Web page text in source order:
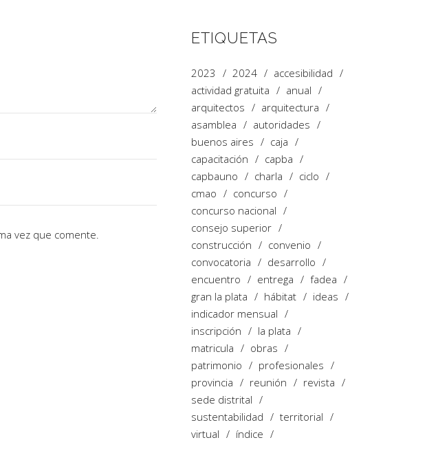
vez que comente.
ETIQUETAS
2023 2024
accesibilidad
actividad gratuita
anual
arquitectos
arquitectura
asamblea
autoridades
buenos aires
caja
capacitación
capba
capbauno
charla
ciclo
cmao
concurso
concurso nacional
consejo superior
construcción
convenio
convocatoria
desarrollo
encuentro
entrega
fadea
gran la plata
hábitat
ideas
indicador mensual
inscripción
la plata
matricula
obras
patrimonio
profesionales
provincia
reunión
revista
sede distrital
sustentabilidad
territorial
virtual
índice